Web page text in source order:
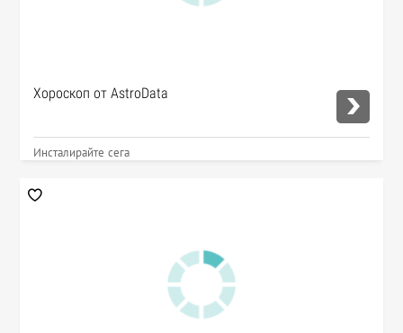
Хороскоп от AstroData
Инсталирайте сега